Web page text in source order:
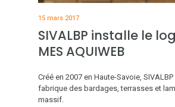
15 mars 2017
SIVALBP installe le
MES AQUIWEB
Créé en 2007 en Haute-Savoie,
fabrique des bardages, terrasses et
massif.